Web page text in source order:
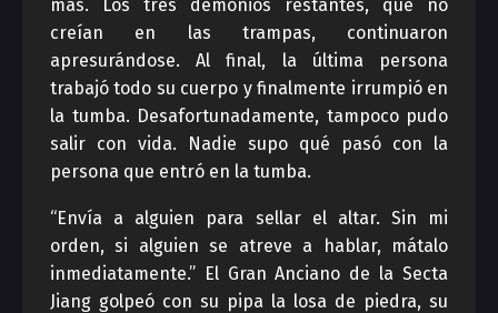
más. Los tres demonios restantes, que no
creían en las trampas, continuaron
apresurándose. Al final, la última persona
trabajó todo su cuerpo y finalmente irrumpió en
la tumba. Desafortunadamente, tampoco pudo
salir con vida. Nadie supo qué pasó con la
persona que entró en la tumba.
“Envía a alguien para sellar el altar. Sin mi
orden, si alguien se atreve a hablar, mátalo
inmediatamente.” El Gran Anciano de la Secta
Jiang golpeó con su pipa la losa de piedra, su